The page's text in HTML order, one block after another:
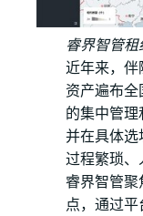
睿界智管
近年来，伴
资产遍布
的集中管理
并在具体选
过程繁琐、
睿界智管
点，通过平